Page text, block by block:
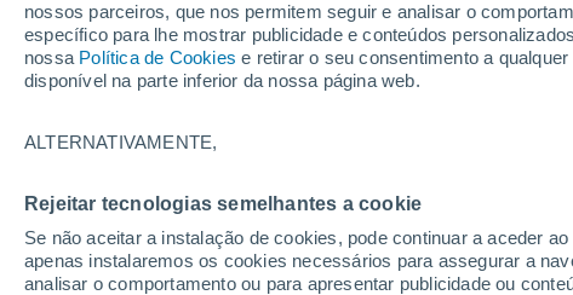
nossos parceiros, que nos permitem seguir e analisar o
específico para lhe mostrar publicidade e conteúdos
nossa Política de Cookies e retirar o seu consentimento a
disponível na parte inferior da nossa página web.
ALTERNATIVAMENTE,
Rejeitar tecnologias semelhantes a cookie
Se não aceitar a instalação de cookies, pode continuar a aceder
apenas instalaremos os cookies necessários para assegurar a
analisar o comportamento ou para apresentar publicidade ou
01:06 Sábado
15°
Sensação de 15°
Iluminada: